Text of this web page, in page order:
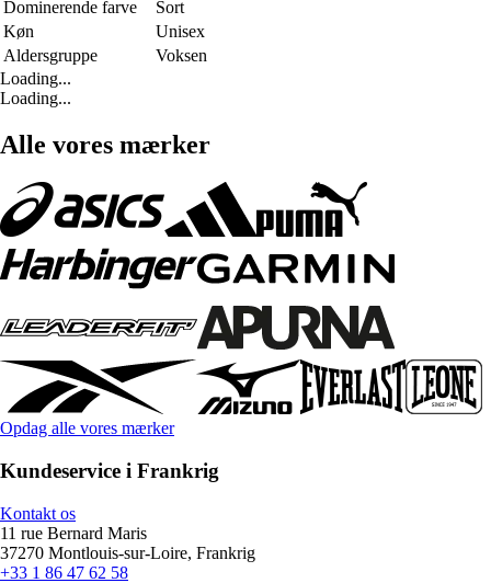
Dominerende farve
Sort
Køn
Unisex
Aldersgruppe
Voksen
Loading...
Loading...
Alle vores mærker
Opdag alle vores mærker
Kundeservice i Frankrig
Kontakt os
11 rue Bernard Maris
37270 Montlouis-sur-Loire, Frankrig
+33 1 86 47 62 58